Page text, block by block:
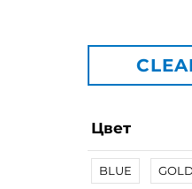
Цвет
BLUE GOLD